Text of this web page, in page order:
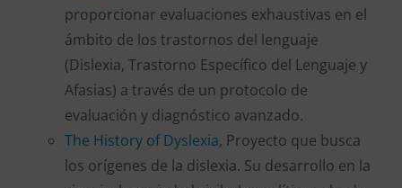
proporcionar evaluaciones exhaustivas en el
ámbito de los trastornos del lenguaje
(Dislexia, Trastorno Específico del Lenguaje y
Afasias) a través de un protocolo de
evaluación y diagnóstico avanzado.
The History of Dyslexia, Proyecto que busca
los orígenes de la dislexia. Su desarrollo en la